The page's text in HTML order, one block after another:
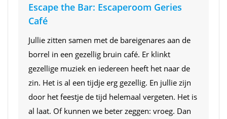
Escape the Bar: Escaperoom Geries
Café
Jullie zitten samen met de bareigenares aan de
borrel in een gezellig bruin café. Er klinkt
gezellige muziek en iedereen heeft het naar de
zin. Het is al een tijdje erg gezellig. En jullie zijn
door het feestje de tijd helemaal vergeten. Het is
al laat. Of kunnen we beter zeggen: vroeg. Dan